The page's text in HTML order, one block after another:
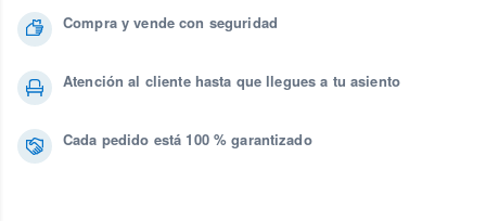
Compra y vende con seguridad
Atención al cliente hasta que llegues a tu asiento
Cada pedido está 100 % garantizado